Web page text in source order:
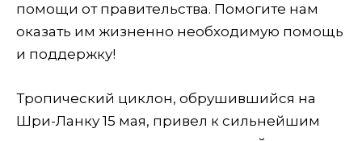
помощи от правительства. Помогите нам
оказать им жизненно необходимую помощь
и поддержку!
Тропический циклон, обрушившийся на
Шри-Ланку 15 мая, привел к сильнейшим